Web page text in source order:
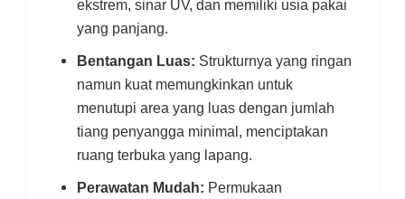
ekstrem, sinar UV, dan memiliki usia pakai
yang panjang.
Bentangan Luas: Strukturnya yang ringan
namun kuat memungkinkan untuk
menutupi area yang luas dengan jumlah
tiang penyangga minimal, menciptakan
ruang terbuka yang lapang.
Perawatan Mudah: Permukaan